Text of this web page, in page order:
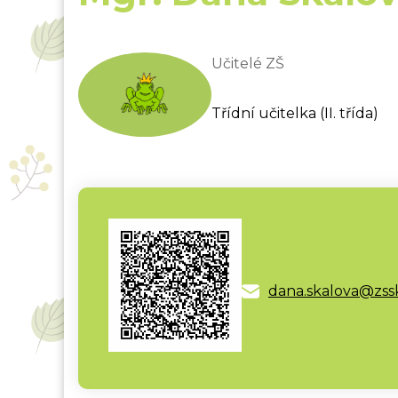
Učitelé ZŠ
Třídní učitelka (II. třída)